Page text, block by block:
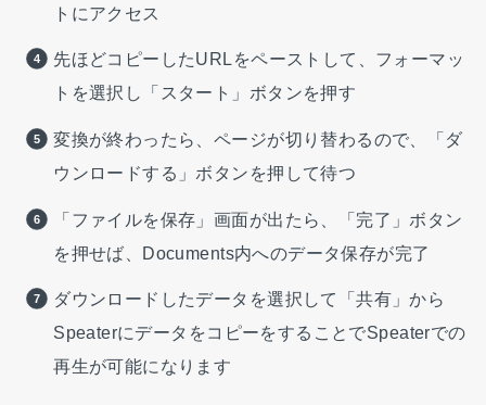
トにアクセス
先ほどコピーしたURLをペーストして、フォーマッ
トを選択し「スタート」ボタンを押す
変換が終わったら、ページが切り替わるので、「ダ
ウンロードする」ボタンを押して待つ
「ファイルを保存」画面が出たら、「完了」ボタン
を押せば、Documents内へのデータ保存が完了
ダウンロードしたデータを選択して「共有」から
SpeaterにデータをコピーをすることでSpeaterでの
再生が可能になります